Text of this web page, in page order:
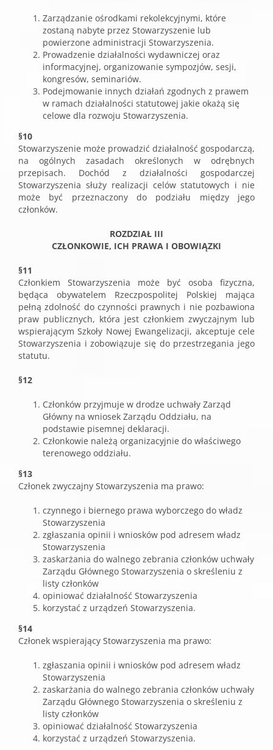
Zarządzanie ośrodkami rekolekcyjnymi, które
zostaną nabyte przez Stowarzyszenie lub
powierzone administracji Stowarzyszenia.
Prowadzenie działalności wydawniczej oraz
informacyjnej, organizowanie sympozjów, sesji,
kongresów, seminariów.
Podejmowanie innych działań zgodnych z prawem
w ramach działalności statutowej jakie okażą się
celowe dla rozwoju Stowarzyszenia.
§10
Stowarzyszenie może prowadzić działalność gospodarczą,
na ogólnych zasadach określonych w odrębnych
przepisach. Dochód z działalności gospodarczej
Stowarzyszenia służy realizacji celów statutowych i nie
może być przeznaczony do podziału między jego
członków.
ROZDZIAŁ III
CZŁONKOWIE, ICH PRAWA I OBOWIĄZKI
§11
Członkiem Stowarzyszenia może być osoba fizyczna,
będąca obywatelem Rzeczpospolitej Polskiej mająca
pełną zdolność do czynności prawnych i nie pozbawiona
praw publicznych, która jest członkiem zwyczajnym lub
wspierającym Szkoły Nowej Ewangelizacji, akceptuje cele
Stowarzyszenia i zobowiązuje się do przestrzegania jego
statutu.
§12
Członków przyjmuje w drodze uchwały Zarząd
Główny na wniosek Zarządu Oddziału, na
podstawie pisemnej deklaracji.
Członkowie należą organizacyjnie do właściwego
terenowego oddziału.
§13
Członek zwyczajny Stowarzyszenia ma prawo:
czynnego i biernego prawa wyborczego do władz
Stowarzyszenia
zgłaszania opinii i wniosków pod adresem władz
Stowarzyszenia
zaskarżania do walnego zebrania członków uchwały
Zarządu Głównego Stowarzyszenia o skreśleniu z
listy członków
opiniować działalność Stowarzyszenia
korzystać z urządzeń Stowarzyszenia.
§14
Członek wspierający Stowarzyszenia ma prawo:
zgłaszania opinii i wniosków pod adresem władz
Stowarzyszenia
zaskarżania do walnego zebrania członków uchwały
Zarządu Głównego Stowarzyszenia o skreśleniu z
listy członków
opiniować działalność Stowarzyszenia
korzystać z urządzeń Stowarzyszenia.